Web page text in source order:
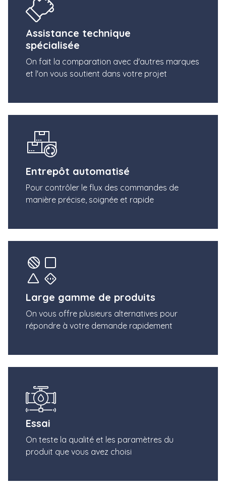
Assistance technique
spécialisée
On fait la comparation avec d'autres marques
et l'on vous soutient dans votre projet
Entrepôt automatisé
Pour contrôler le flux des commandes de
manière précise, soignée et rapide
Large gamme de produits
On vous offre plusieurs alternatives pour
répondre à votre demande rapidement
Essai
On teste la qualité et les paramètres du
produit que vous avez choisi